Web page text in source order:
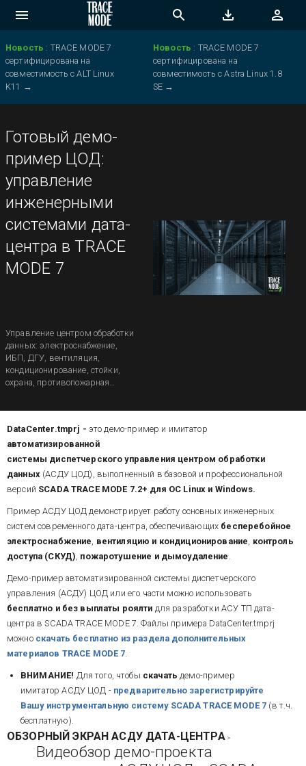
Новость : TRACE MODE 7
сертифицирована на
совместимость с ALT Linux
K11 →
Новость : TRACE MODE 7
сертифицирована на
совместимость с Astra Linux 1.8
SE →
Готовый демо-
пример ЦОД:
управление
инженерными
системами дата-
центра в TRACE
MODE 7
Управление центром обработки
данных: электроснабжение,
ИБП, ДГУ, вентиляция,
кондиционирование, стойки,
охрана, противопожарная
DataCenter.tmprj - это демо-пример и имитатор
автоматизированной
системы диспетчерского управления центром обработки
данных (АСДУ ЦОД), выполненный в базовой и профессиональной
версий SCADA TRACE MODE 7.2+ для ОС Linux и Windows.
Пример АСДУ ЦОД демонстрирует работу основных инженерных
систем современного дата-центра, обеспечивающих бесперебойное
электроснабжение, вентиляцию и кондиционирование, контроль
доступа (СКУД), пожаротушение и дымоудаление .
Демо-пример автоматизированной системы диспетчерского
управления (АСДУ) ЦОД или его части можно использовать
бесплатно и без выплаты роялти для разработки АСУ ТП дата-
центра в SCADA TRACE MODE 7. Файлы примера DataCenter.tmprj
можно скачать бесплатно из раздела дополнительных
материалов TRACE MODE 7.
ВНИМАНИЕ! Для того, чтобы скачатьдемо-пример
имитатор АСДУ ЦОД - предварительно зарегистрируйте
Вашу инструментальную систему SCADA TRACE MODE 7 (в т.ч.
бесплатную).
ОБЗОРНЫЙ ЭКРАН АСДУ ДАТА-ЦЕНТРА>
Видеобзор демо-проекта